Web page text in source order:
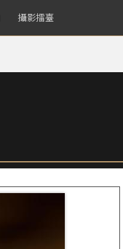
攝影擂臺